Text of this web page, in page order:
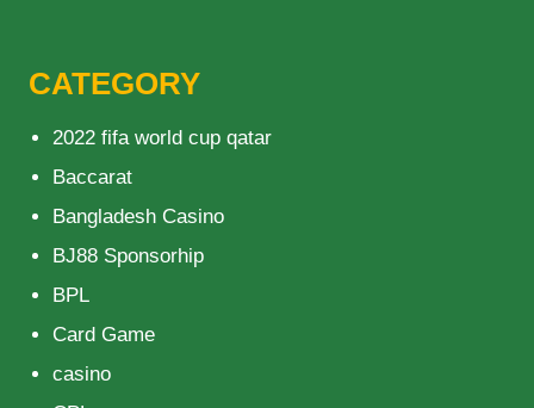
CATEGORY
2022 fifa world cup qatar
Baccarat
Bangladesh Casino
BJ88 Sponsorhip
BPL
Card Game
casino